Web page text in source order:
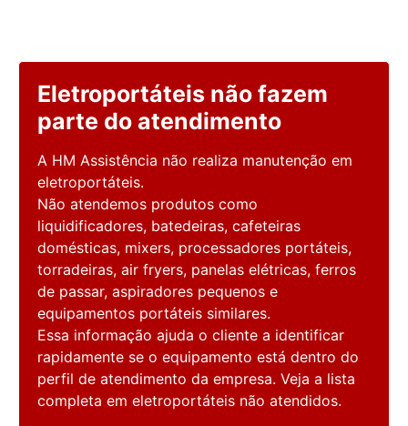
Eletroportáteis não fazem
parte do atendimento
A HM Assistência não realiza manutenção em
eletroportáteis.
Não atendemos produtos como
liquidificadores, batedeiras, cafeteiras
domésticas, mixers, processadores portáteis,
torradeiras, air fryers, panelas elétricas, ferros
de passar, aspiradores pequenos e
equipamentos portáteis similares.
Essa informação ajuda o cliente a identificar
rapidamente se o equipamento está dentro do
perfil de atendimento da empresa. Veja a lista
completa em eletroportáteis não atendidos.